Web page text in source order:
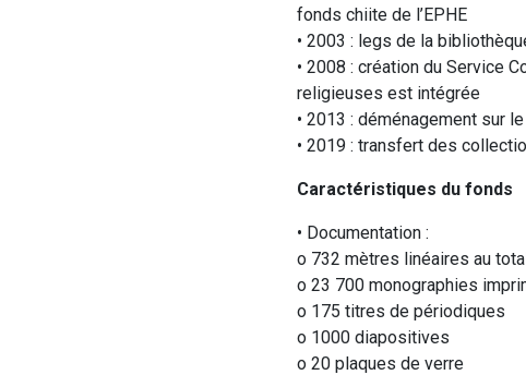
fonds chiite de l’EPHE
• 2003 : legs de la
• 2008 : création du Service
religieuses est intégrée
• 2013 : déménagement sur
• 2019 : transfert des
Caractéristiques du fonds
• Documentation :
o 732 mètres linéaires au
o 23 700 monographies
o 175 titres de périodiques
o 1000 diapositives
o 20 plaques de verre